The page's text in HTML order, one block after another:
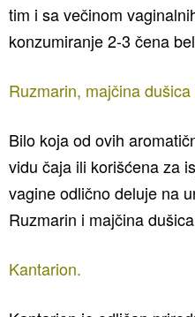
tim i sa večinom
konzumiranje 2-3 čena
Ruzmarin, majčina
Bilo koja od ovih
vidu čaja ili korišćena za
vagine odlično deluje na
Ruzmarin i majčina
Kantarion.